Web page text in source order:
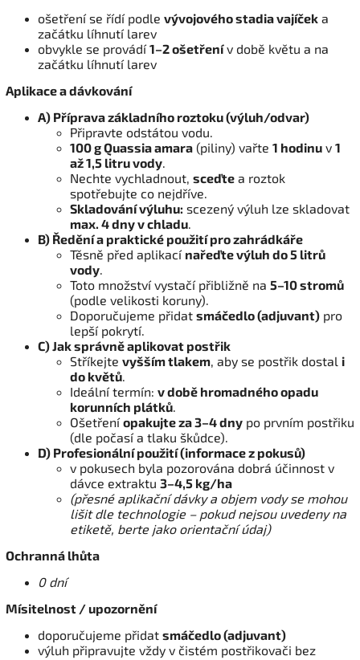
ošetření se řídí podle vývojového stadia vajíček a
začátku líhnutí larev
obvykle se provádí1–2 ošetřenív době květu a na
začátku líhnutí larev
Aplikace a dávkování
A) Příprava základního roztoku (výluh/odvar)
Připravte odstátou vodu.
100 g Quassia amara (piliny) vařte 1 hodinu v 1
až 1,5 litru vody.
Nechte vychladnout, sceďte a roztok
spotřebujte co nejdříve.
Skladování výluhu: scezený výluh lze skladovat
max. 4 dny v chladu.
B) Ředění a praktické použití pro zahrádkáře
Těsně před aplikací nařeďte výluh do 5 litrů
vody.
Toto množství vystačí přibližně na 5–10 stromů
(podle velikosti koruny).
Doporučujeme přidat smáčedlo (adjuvant) pro
lepší pokrytí.
C) Jak správně aplikovat postřik
Stříkejte vyšším tlakem, aby se postřik dostal i
do květů.
Ideální termín: v době hromadného opadu
korunních plátků.
Ošetřeníopakujte za 3–4 dny po prvním postřiku
(dle počasí a tlaku škůdce).
D) Profesionální použití (informace z pokusů)
v pokusech byla pozorována dobrá účinnost v
dávce extraktu 3–4,5 kg/ha
(přesné aplikační dávky a objem vody se mohou
lišit dle technologie – pokud nejsou uvedeny na
etiketě, berte jako orientační údaj)
Ochranná lhůta
0 dní
Mísitelnost / upozornění
doporučujeme přidat smáčedlo (adjuvant)
výluh připravujte vždy v čistém postřikovači bez